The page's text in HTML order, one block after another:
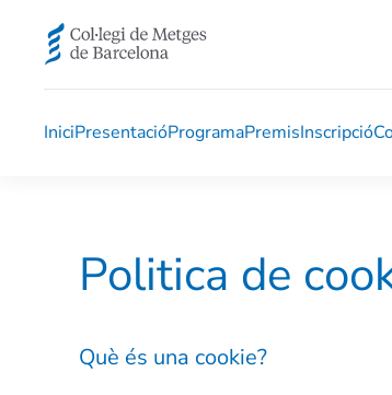
Skip to main content
IniciPresentacióProgramaPremisInscripció
Politica de
Què és una cookie?